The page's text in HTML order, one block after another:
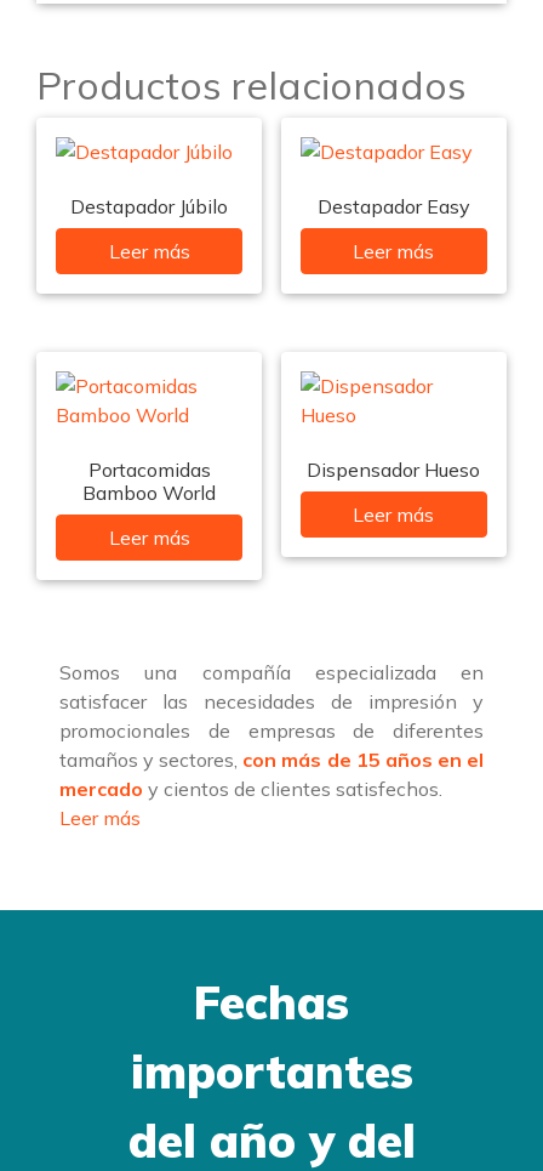
Productos relacionados
Destapador Júbilo
Leer más
Destapador Easy
Leer más
Portacomidas
Bamboo World
Leer más
Dispensador Hueso
Leer más
Somos una compañía especializada en
satisfacer las necesidades de impresión y
promocionales de empresas de diferentes
tamaños y sectores, con más de 15 años en el
mercado y cientos de clientes satisfechos.
Leer más
Fechas
importantes
del año y del